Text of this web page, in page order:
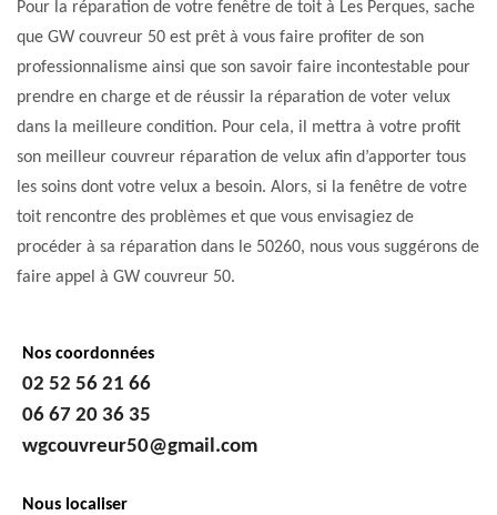
Pour la réparation de votre fenêtre de toit à Les Perques, sache
que GW couvreur 50 est prêt à vous faire profiter de son
professionnalisme ainsi que son savoir faire incontestable pour
prendre en charge et de réussir la réparation de voter velux
dans la meilleure condition. Pour cela, il mettra à votre profit
son meilleur couvreur réparation de velux afin d’apporter tous
les soins dont votre velux a besoin. Alors, si la fenêtre de votre
toit rencontre des problèmes et que vous envisagiez de
procéder à sa réparation dans le 50260, nous vous suggérons de
faire appel à GW couvreur 50.
Nos coordonnées
02 52 56 21 66
06 67 20 36 35
wgcouvreur50@gmail.com
Nous localiser